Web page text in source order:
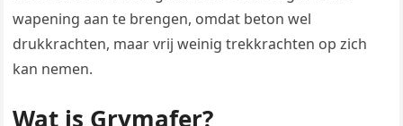
wapening aan te brengen, omdat beton wel
drukkrachten, maar vrij weinig trekkrachten op zich
kan nemen.
Wat is Grymafer?